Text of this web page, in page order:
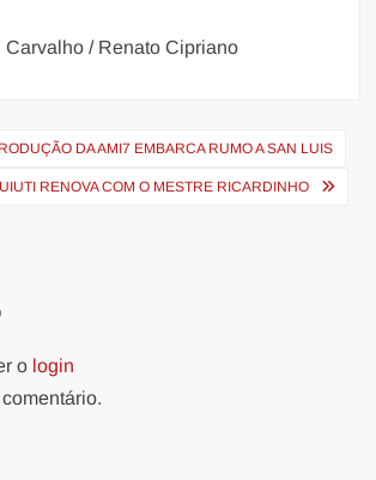
Carvalho / Renato Cipriano
DA AMI7 EMBARCA RUMO A SAN LUIS
RENOVA COM O MESTRE RICARDINHO
o login